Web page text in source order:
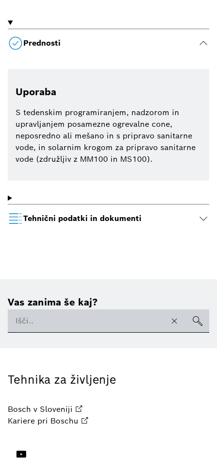
Prednosti
Uporaba
S tedenskim programiranjem, nadzorom in
upravljanjem posamezne ogrevalne cone,
neposredno ali mešano in s pripravo sanitarne
vode, in solarnim krogom za pripravo sanitarne
vode (združljiv z MM100 in MS100).
Tehnični podatki in dokumenti
Vas zanima še kaj?
Tehnika za življenje
Bosch v Sloveniji
Kariere pri Boschu